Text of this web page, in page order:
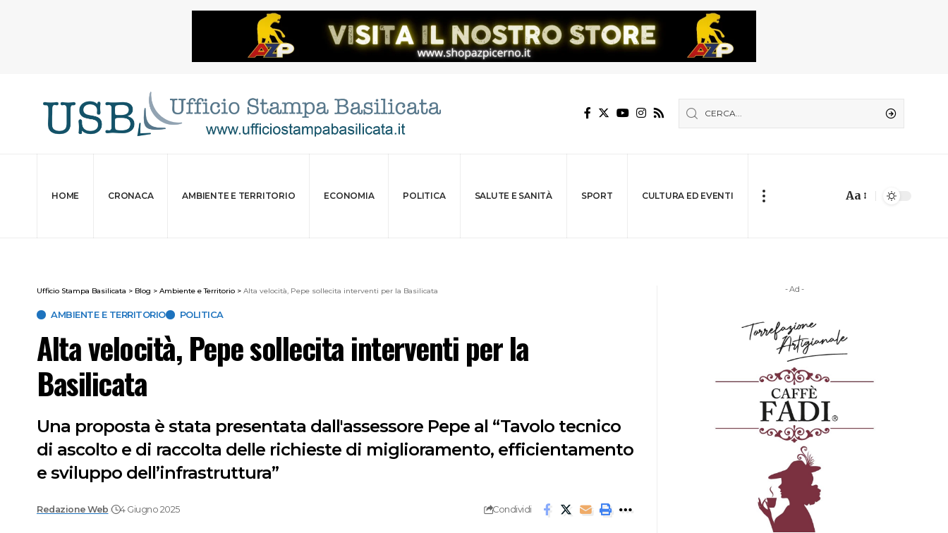
HOME CRONACA AMBIENTE E TERRITORIO ECONOMIA POLITICA SALUTE E SANITÀ SPORT CULTURA ED EVENTI Aa
Ufficio Stampa Basilicata > Blog > Ambiente e Territorio > Alta velocità, Pepe sollecita interventi per la Basilicata
AMBIENTE E TERRITORIO POLITICA
Alta velocità, Pepe sollecita interventi per la
Basilicata
Una proposta è stata presentata dall'assessore Pepe al “Tavolo tecnico
di ascolto e di raccolta delle richieste di miglioramento, efficientamento
e sviluppo dell’infrastruttura”
Redazione Web 4 Giugno 2025 Condividi
- Ad -